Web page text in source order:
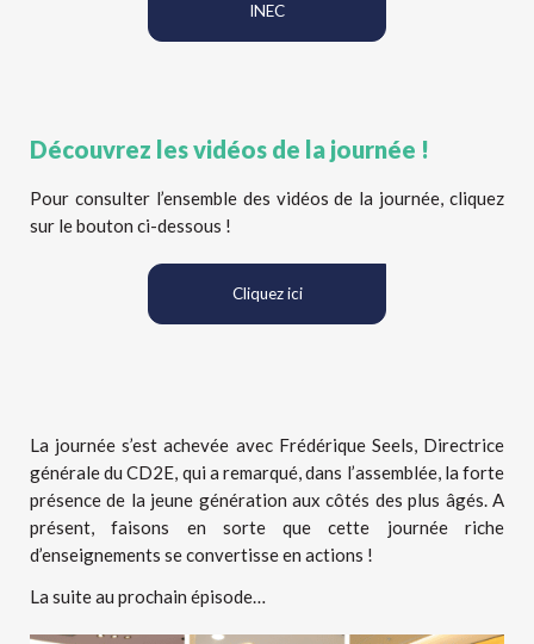
INEC
Découvrez les vidéos de la journée !
Pour consulter l’ensemble des vidéos de la journée, cliquez
sur le bouton ci-dessous !
Cliquez ici
La journée s’est achevée avec Frédérique Seels, Directrice
générale du CD2E, qui a remarqué, dans l’assemblée, la forte
présence de la jeune génération aux côtés des plus âgés. A
présent, faisons en sorte que cette journée riche
d’enseignements se convertisse en actions !
La suite au prochain épisode…